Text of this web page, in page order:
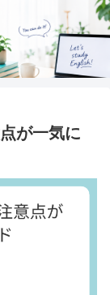
が一気に